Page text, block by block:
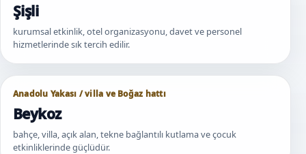
Şişli
kurumsal etkinlik, otel organizasyonu, davet ve personel
hizmetlerinde sık tercih edilir.
Anadolu Yakası / villa ve Boğaz hattı
Beykoz
bahçe, villa, açık alan, tekne bağlantılı kutlama ve çocuk
etkinliklerinde güçlüdür.